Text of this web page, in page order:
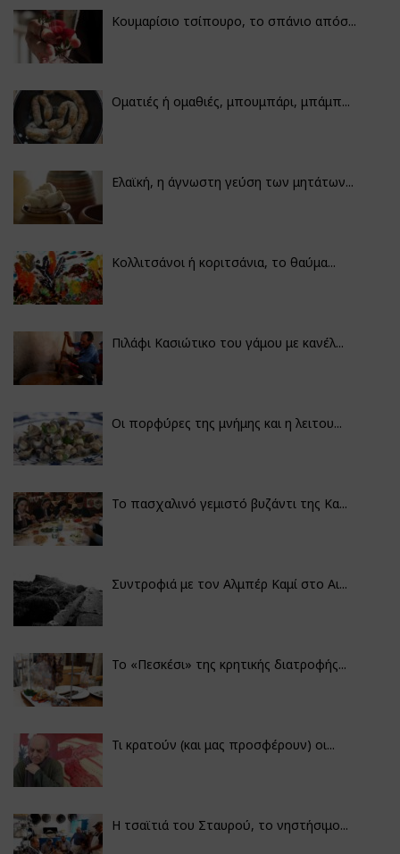
Κουμαρίσιο τσίπουρο, το σπάνιο απόσ...
Οματιές ή ομαθιές, μπουμπάρι, μπάμπ...
Ελαϊκή, η άγνωστη γεύση των μητάτων...
Κολλιτσάνοι ή κοριτσάνια, το θαύμα...
Πιλάφι Κασιώτικο του γάμου με κανέλ...
Οι πορφύρες της μνήμης και η λειτου...
Το πασχαλινό γεμιστό βυζάντι της Κα...
Συντροφιά με τον Αλμπέρ Καμί στο Αι...
Το «Πεσκέσι» της κρητικής διατροφής...
Τι κρατούν (και μας προσφέρουν) οι...
Η τσαϊτιά του Σταυρού, το νηστήσιμο...